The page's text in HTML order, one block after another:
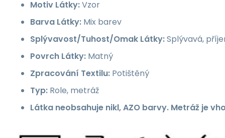
Motiv Látky:Vzor
Barva Látky: Mix barev
Splývavost/Tuhost/Omak Látky:Splývavá,
Povrch Látky: Matný
Zpracování Textilu: Potištěný
Typ: Role, metráž
Látka neobsahuje nikl, AZO barvy. Metráž je